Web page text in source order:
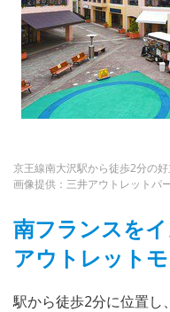
京王線南大沢駅から徒歩2分の
画像提供：三井アウトレットパ
南フランスを
アウトレット
駅から徒歩2分に位置し